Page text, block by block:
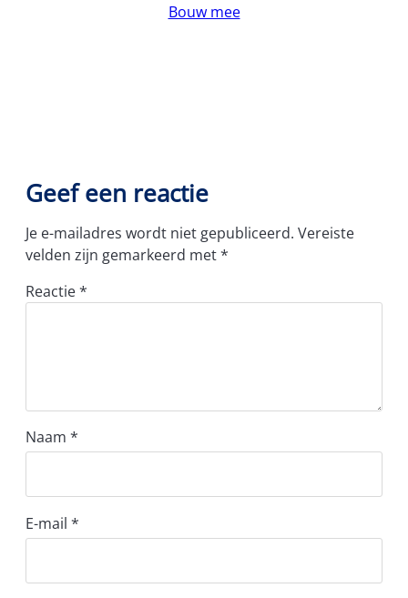
Bouw mee
Geef een reactie
Je e-mailadres wordt niet gepubliceerd. Vereiste
velden zijn gemarkeerd met*
Reactie*
Naam *
E-mail *